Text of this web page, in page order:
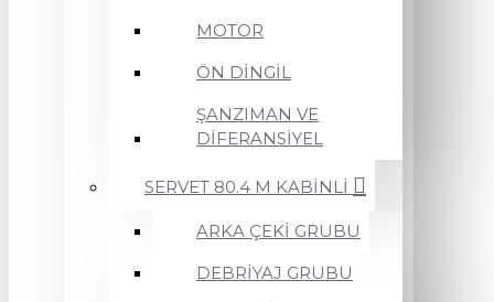
MOTOR
ÖN DİNGİL
ŞANZIMAN VE
DİFERANSİYEL
SERVET 80.4 M KABİNLİ
ARKA ÇEKİ GRUBU
DEBRİYAJ GRUBU